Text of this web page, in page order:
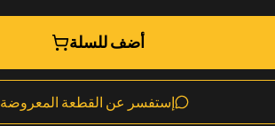
أضف للسلة
إستفسر عن القطعة المعروضة